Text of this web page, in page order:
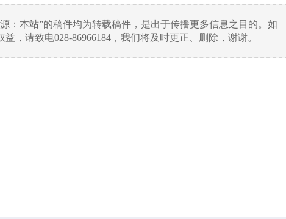
：本站”的稿件均为转载稿件，是出于传播更多信息之目的。如
，请致电028-86966184，我们将及时更正、删除，谢谢。